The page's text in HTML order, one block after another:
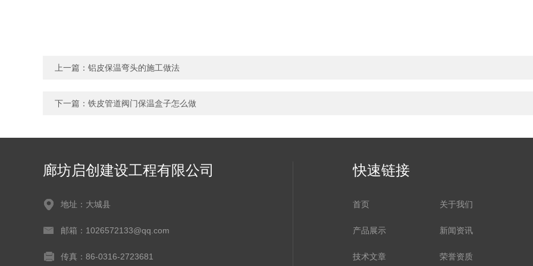
上一篇： 铝皮保温弯头的施工做法
下一篇： 铁皮管道阀门保温盒子怎么做
廊坊启创建设工程有限公司
地址：大城县
邮箱：1026572133@qq.com
传真：86-0316-2723681
快速链接
首页 关于我们
产品展示 新闻资讯
技术文章 荣誉资质